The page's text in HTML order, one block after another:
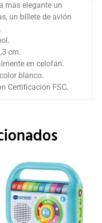
más elegante un
un billete de avión
cm.
en celofán.
blanco.
Certificación FSC.